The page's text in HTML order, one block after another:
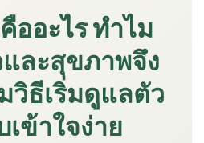
ออะไร ทำไม
ละสุขภาพจึง
วิธีเริ่มดูแลตัว
เข้าใจง่าย